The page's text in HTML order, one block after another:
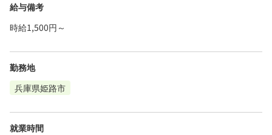
給与備考
時給1,500円～
勤務地
兵庫県姫路市
就業時間